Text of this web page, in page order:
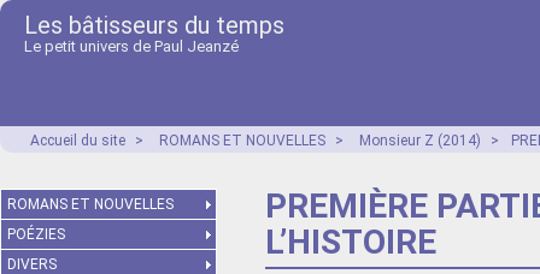
Les bâtisseurs du temps
Le petit univers de Paul Jeanzé
Accueil du site > ROMANS ET NOUVELLES > Monsieur Z (2014) >
PREMIÈRE
L’HISTOIRE
ROMANS ET NOUVELLES
POÉZIES
DIVERS